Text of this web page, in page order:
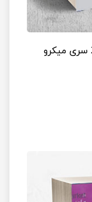
کتاب شیمی کامل جامع کنکور جلد 2 سری میکرو